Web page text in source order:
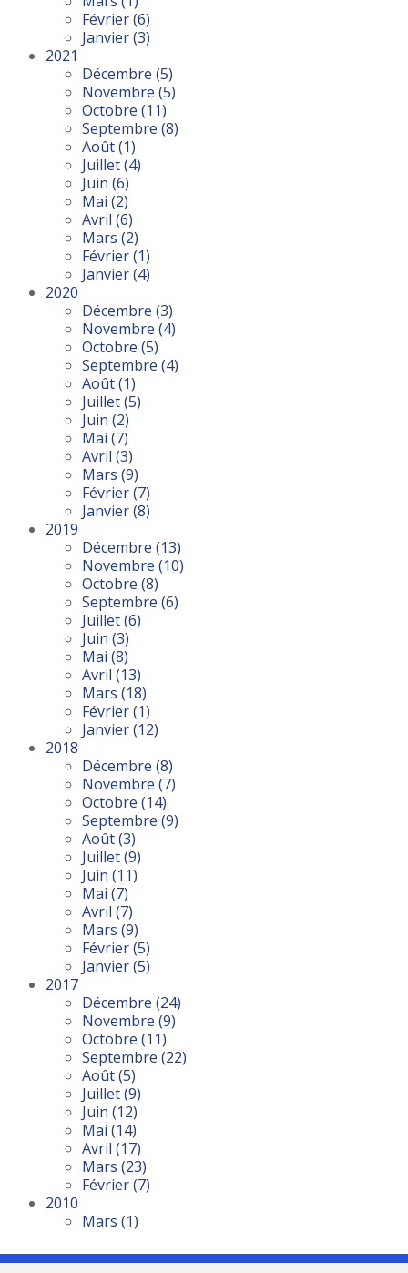
Février(6)
Janvier(3)
2021
Décembre (5)
Novembre (5)
Octobre (11)
Septembre (8)
Août(1)
Juillet(4)
Juin (6)
Mai (2)
Avril (6)
Mars (2)
Février(1)
Janvier(4)
2020
Décembre (3)
Novembre (4)
Octobre (5)
Septembre (4)
Août(1)
Juillet(5)
Juin (2)
Mai (7)
Avril (3)
Mars (9)
Février(7)
Janvier(8)
2019
Décembre (13)
Novembre (10)
Octobre (8)
Septembre (6)
Juillet(6)
Juin (3)
Mai (8)
Avril (13)
Mars (18)
Février(1)
Janvier(12)
2018
Décembre (8)
Novembre (7)
Octobre (14)
Septembre (9)
Août(3)
Juillet(9)
Juin (11)
Mai (7)
Avril (7)
Mars (9)
Février(5)
Janvier(5)
2017
Décembre (24)
Novembre (9)
Octobre (11)
Septembre (22)
Août(5)
Juillet(9)
Juin (12)
Mai (14)
Avril (17)
Mars (23)
Février(7)
2010
Mars (1)